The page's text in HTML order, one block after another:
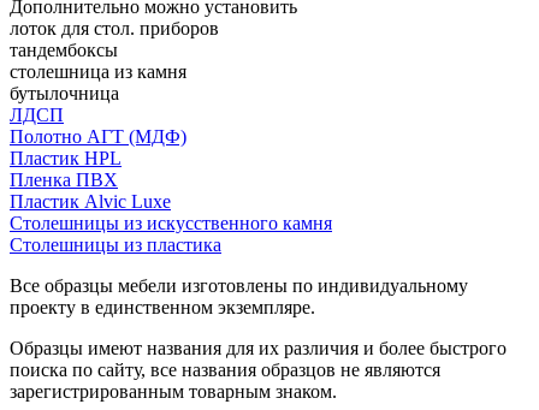
Дополнительно можно установить
лоток для стол. приборов
тандембоксы
столешница из камня
бутылочница
ЛДСП
Полотно АГТ (МДФ)
Пластик HPL
Пленка ПВХ
Пластик Alvic Luxe
Столешницы из искусственного камня
Столешницы из пластика
Все образцы мебели изготовлены по индивидуальному
проекту в единственном экземпляре.
Образцы имеют названия для их различия и более быстрого
поиска по сайту, все названия образцов не являются
зарегистрированным товарным знаком.